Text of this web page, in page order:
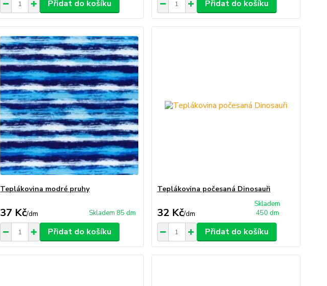
Přidat do košíku Přidat do košíku
Teplákovina modré pruhy
37 Kč/dm Skladem 85 dm
Přidat do košíku
Teplákovina počesaná Dinosauři
32 Kč/dm
Skladem
450 dm
Přidat do košíku